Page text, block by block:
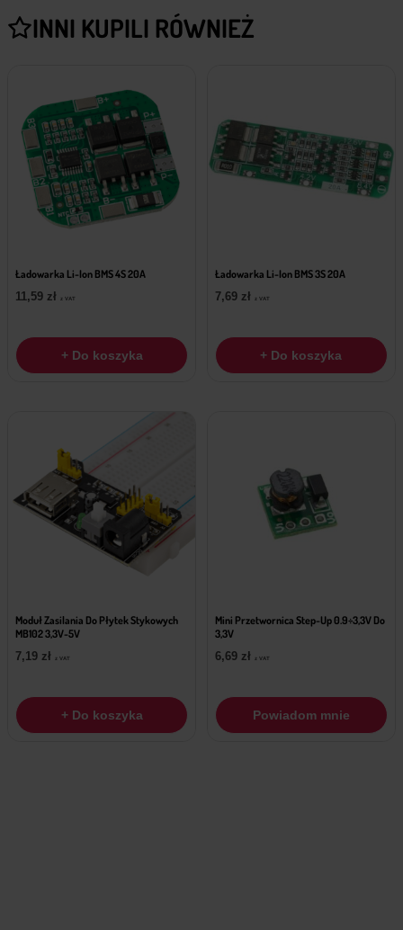
INNI KUPILI RÓWNIEŻ
Ładowarka Li-Ion BMS 4S 20A
11,59 zł z VAT
+ Do koszyka
Ładowarka Li-Ion BMS 3S 20A
7,69 zł z VAT
+ Do koszyka
Moduł Zasilania Do Płytek Stykowych
MB102 3,3V-5V
7,19 zł z VAT
+ Do koszyka
Mini Przetwornica Step-Up 0.9÷3,3V Do
3,3V
6,69 zł z VAT
Powiadom mnie